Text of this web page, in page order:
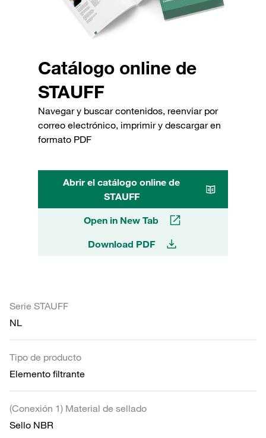
Catálogo online de
STAUFF
Navegar y buscar contenidos, reenviar por
correo electrónico, imprimir y descargar en
formato PDF
Abrir el catálogo online de
STAUFF
Open in New Tab
Download PDF
Serie STAUFF
NL
Tipo de producto
Elemento filtrante
(Conexión 1) Material de sellado
Sello NBR